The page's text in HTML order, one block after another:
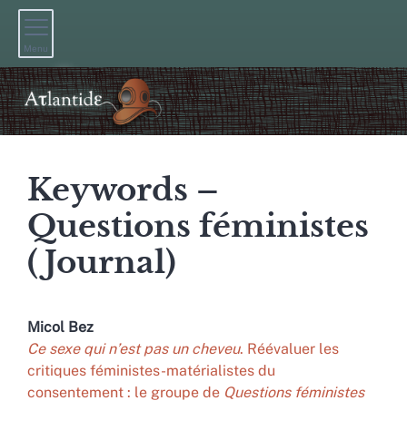
Menu
Keywords –
Questions féministes
(Journal)
Micol Bez
Ce sexe qui n’est pas un cheveu. Réévaluer les
critiques féministes-matérialistes du
consentement : le groupe de Questions féministes